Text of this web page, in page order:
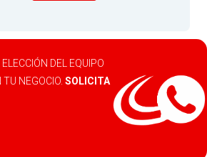
DEL EQUIPO
TU NEGOCIO. SOLICITA